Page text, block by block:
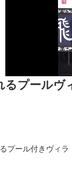
るプール
プール付きヴィ